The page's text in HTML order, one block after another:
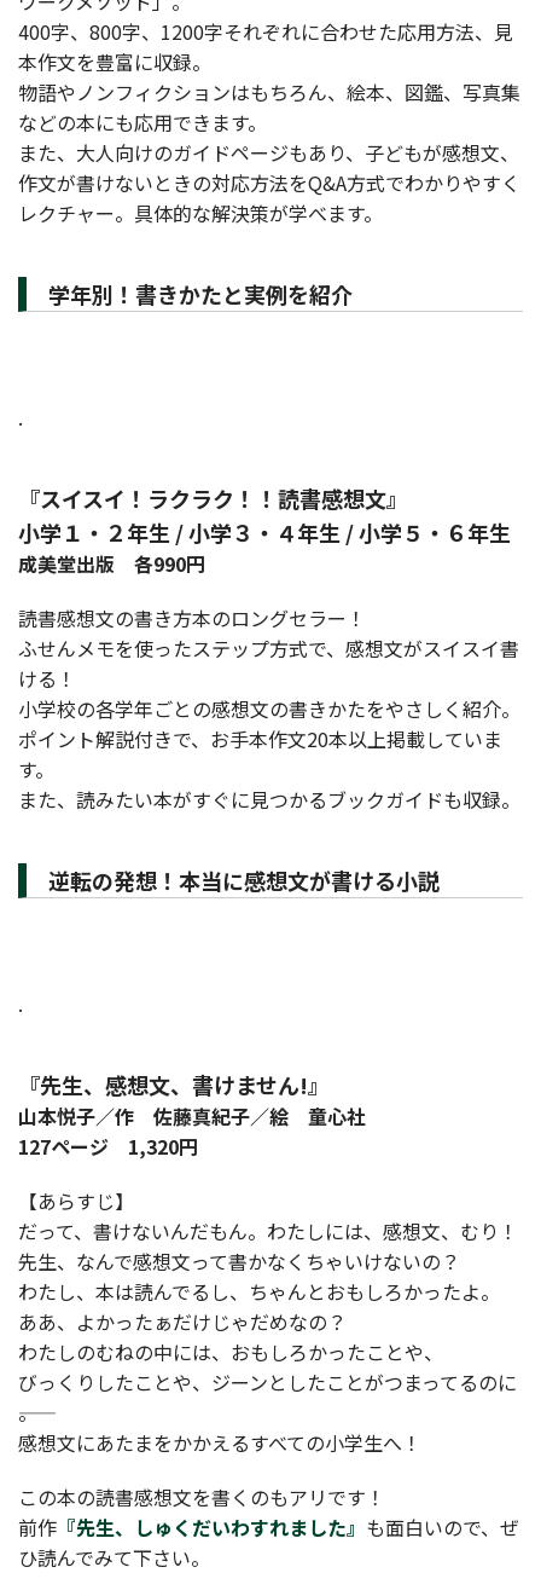
400字、800字、1200字それぞれに合わせた応用方法、見
本作文を豊富に収録。
物語やノンフィクションはもちろん、絵本、図鑑、写真集
などの本にも応用できます。
また、大人向けのガイドページもあり、子どもが感想文、
作文が書けないときの対応方法をQ&A方式でわかりやすく
レクチャー。具体的な解決策が学べます。
学年別！書きかたと実例を紹介
.
『スイスイ！ラクラク！！読書感想文』
小学１・２年生 / 小学３・４年生 / 小学５・６年生
成美堂出版 各990円
読書感想文の書き方本のロングセラー！
ふせんメモを使ったステップ方式で、感想文がスイスイ書
ける！
小学校の各学年ごとの感想文の書きかたをやさしく紹介。
ポイント解説付きで、お手本作文20本以上掲載していま
す。
また、読みたい本がすぐに見つかるブックガイドも収録。
逆転の発想！本当に感想文が書ける小説
.
『先生、感想文、書けません!』
山本悦子／作 佐藤真紀子／絵 童心社
127ページ 1,320円
【あらすじ】
だって、書けないんだもん。わたしには、感想文、むり！
先生、なんで感想文って書かなくちゃいけないの？
わたし、本は読んでるし、ちゃんとおもしろかったよ。
ああ、よかったぁだけじゃだめなの？
わたしのむねの中には、おもしろかったことや、
びっくりしたことや、ジーンとしたことがつまってるのに
――。
感想文にあたまをかかえるすべての小学生へ！
この本の読書感想文を書くのもアリです！
前作 『先生、しゅくだいわすれました』 も面白いので、ぜ
ひ読んでみて下さい。